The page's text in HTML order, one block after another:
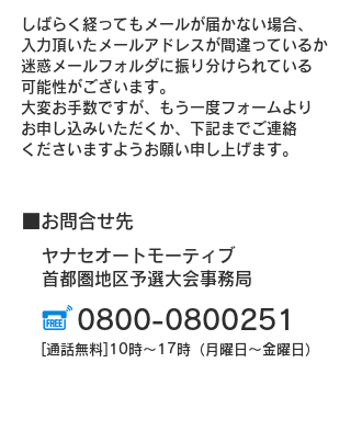
しばらく経ってもメールが届かない場合、
入力頂いたメールアドレスが間違っているか
迷惑メールフォルダに振り分けられている
可能性がございます。
大変お手数ですが、もう一度フォームより
お申し込みいただくか、下記までご連絡
ください ますようお願い申し上げます。
■​お問合せ先
ヤナセオートモーティブ
首都圏地区予選大会事務局
0800-0800251
​[通話無料]10時～17時（月曜日～金曜日）